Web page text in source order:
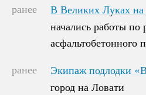
ранее
В Великих Луках на
начались работы по
асфальтобетонного
В Великих Луках
начались работы по
асфальтобетонного
ранее
Экипаж подлодки
город на Ловати
Экипаж подлодки
город на Ловати